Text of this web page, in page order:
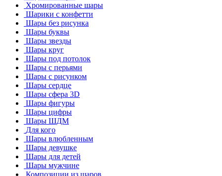
Хромированные шары
Шарики с конфетти
Шары без рисунка
Шары буквы
Шары звезды
Шары круг
Шары под потолок
Шары с перьями
Шары с рисунком
Шары сердце
Шары сфера 3D
Шары фигуры
Шары цифры
Шары ШДМ
Для кого
Шары влюбленным
Шары девушке
Шары для детей
Шары мужчине
Композиции из шаров